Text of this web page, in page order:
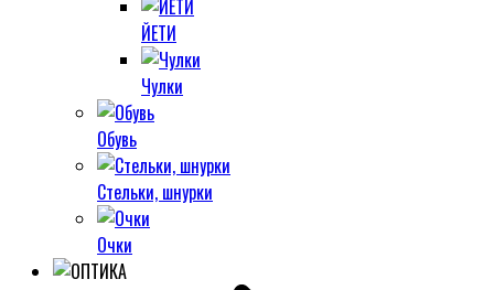
ЙЕТИ
Чулки
Обувь
Стельки, шнурки
Очки